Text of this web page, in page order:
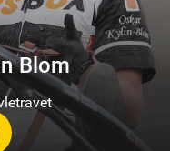
Hudiksvall